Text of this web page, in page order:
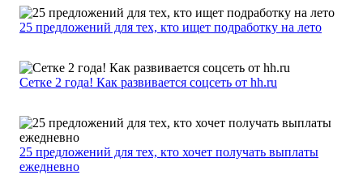
25 предложений для тех, кто ищет подработку на лето
Сетке 2 года! Как развивается соцсеть от hh.ru
25 предложений для тех, кто хочет получать выплаты
ежедневно